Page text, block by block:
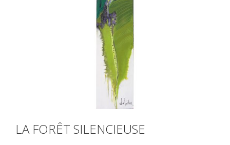
LA FORÊT SILENCIEUSE